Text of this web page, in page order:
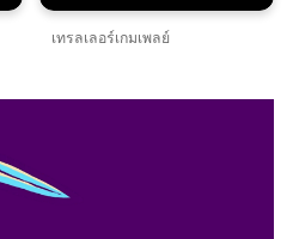
เทรลเลอร์เกมเพลย์